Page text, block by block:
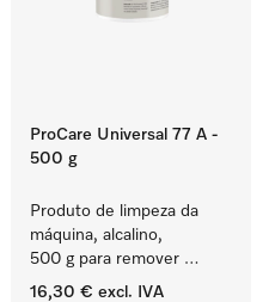
ProCare Universal 77 A -
500 g
Produto de limpeza da
máquina, alcalino,
500 g para remover
depósitos de amido
16,30 € excl. IVA